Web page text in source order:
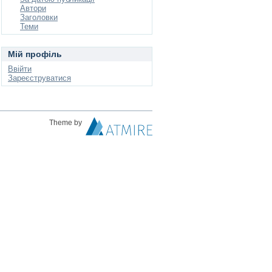
Автори
Заголовки
Теми
Мій профіль
Ввійти
Зареєструватися
Theme by